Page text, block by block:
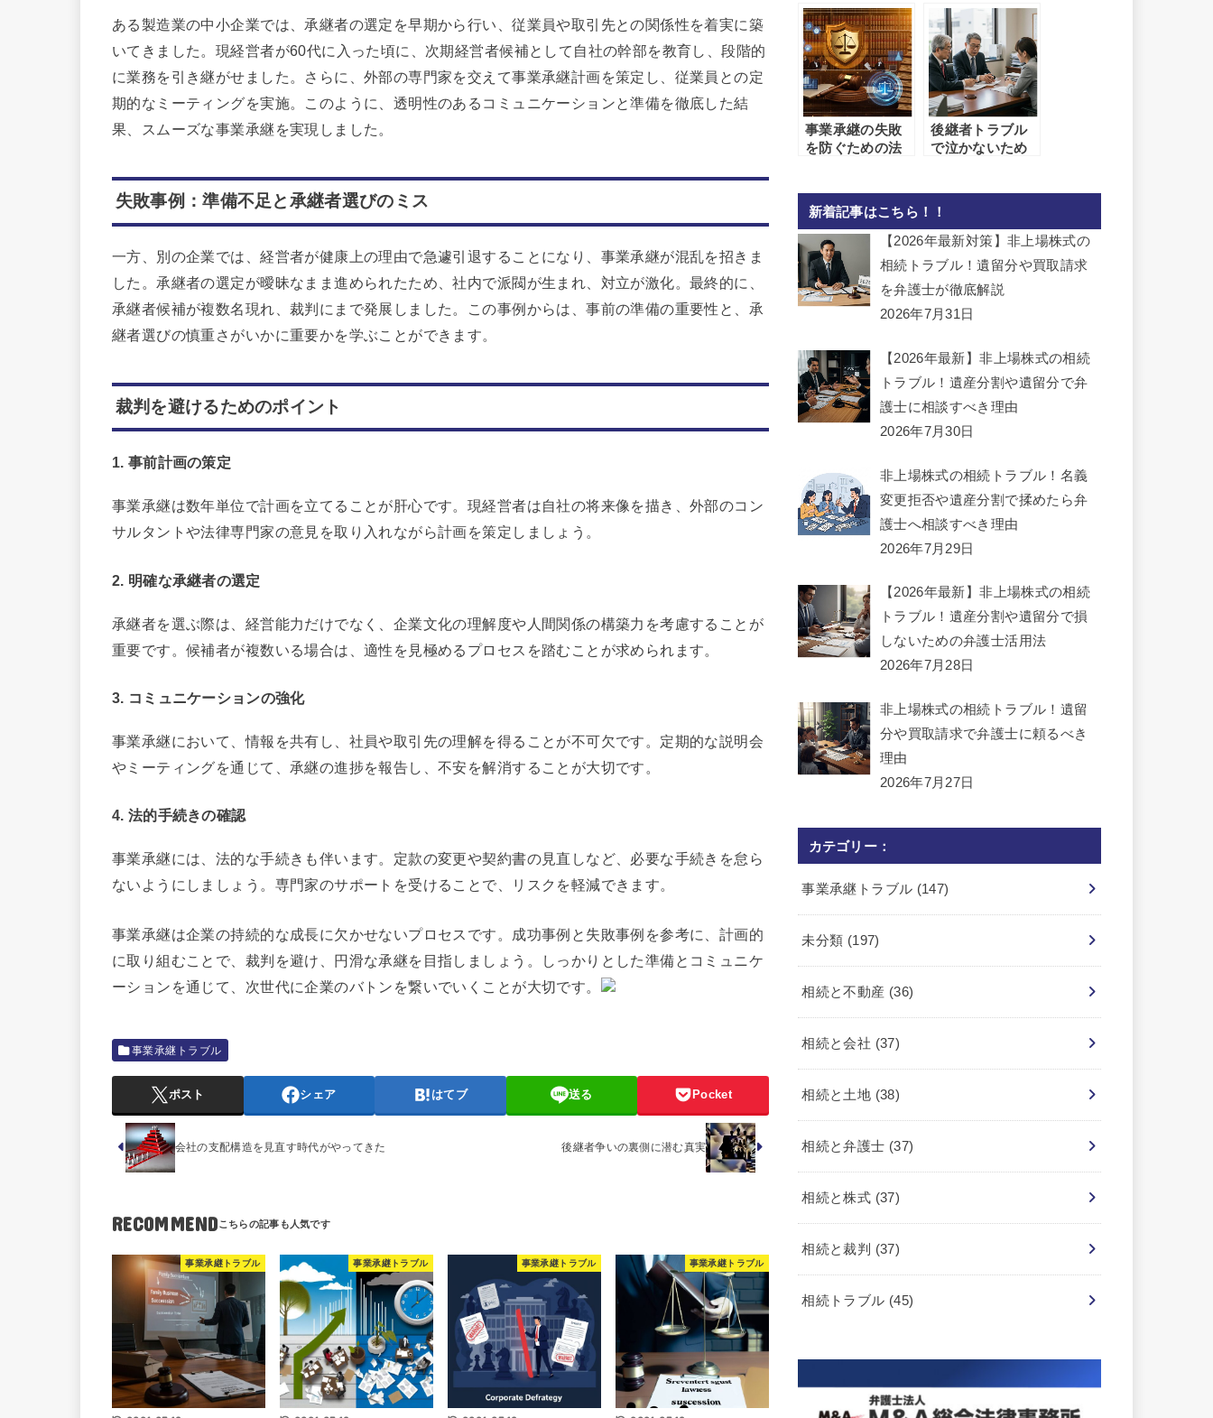
ある製造業の中小企業では、承継者の選定を早期から行い、従業員や取引先との関係性を着実に築
いてきました。現経営者が60代に入った頃に、次期経営者候補として自社の幹部を教育し、段階的
に業務を引き継がせました。さらに、外部の専門家を交えて事業承継計画を策定し、従業員との定
期的なミーティングを実施。このように、透明性のあるコミュニケーションと準備を徹底した結
果、スムーズな事業承継を実現しました。
失敗事例：準備不足と承継者選びのミス
一方、別の企業では、経営者が健康上の理由で急遽引退することになり、事業承継が混乱を招きま
した。承継者の選定が曖昧なまま進められたため、社内で派閥が生まれ、対立が激化。最終的に、
承継者候補が複数名現れ、裁判にまで発展しました。この事例からは、事前の準備の重要性と、承
継者選びの慎重さがいかに重要かを学ぶことができます。
裁判を避けるためのポイント
1. 事前計画の策定
事業承継は数年単位で計画を立てることが肝心です。現経営者は自社の将来像を描き、外部のコン
サルタントや法律専門家の意見を取り入れながら計画を策定しましょう。
2. 明確な承継者の選定
承継者を選ぶ際は、経営能力だけでなく、企業文化の理解度や人間関係の構築力を考慮することが
重要です。候補者が複数いる場合は、適性を見極めるプロセスを踏むことが求められます。
3. コミュニケーションの強化
事業承継において、情報を共有し、社員や取引先の理解を得ることが不可欠です。定期的な説明会
やミーティングを通じて、承継の進捗を報告し、不安を解消することが大切です。
4. 法的手続きの確認
事業承継には、法的な手続きも伴います。定款の変更や契約書の見直しなど、必要な手続きを怠ら
ないようにしましょう。専門家のサポートを受けることで、リスクを軽減できます。
事業承継は企業の持続的な成長に欠かせないプロセスです。成功事例と失敗事例を参考に、計画的
に取り組むことで、裁判を避け、円滑な承継を目指しましょう。しっかりとした準備とコミュニケ
ーションを通じて、次世代に企業のバトンを繋いでいくことが大切です。
事業承継トラブル
ポスト シェア はてブ 送る Pocket
会社の支配構造を見直す時代がやってきた 後継者争いの裏側に潜む真実
RECOMMEND
事業承継トラブル 事業承継トラブル 事業承継トラブル 事業承継トラブル
びの極意
事業承継の失敗
を防ぐための法
後継者トラブル
で泣かないため
新着記事はこちら！！
【2026年最新対策】非上場株式の
相続トラブル！遺留分や買取請求
を弁護士が徹底解説
2026年7月31日
【2026年最新】非上場株式の相続
トラブル！遺産分割や遺留分で弁
護士に相談すべき理由
2026年7月30日
非上場株式の相続トラブル！名義
変更拒否や遺産分割で揉めたら弁
護士へ相談すべき理由
2026年7月29日
【2026年最新】非上場株式の相続
トラブル！遺産分割や遺留分で損
しないための弁護士活用法
2026年7月28日
非上場株式の相続トラブル！遺留
分や買取請求で弁護士に頼るべき
理由
2026年7月27日
カテゴリー：
事業承継トラブル (147)
未分類 (197)
相続と不動産 (36)
相続と会社 (37)
相続と土地 (38)
相続と弁護士 (37)
相続と株式 (37)
相続と裁判 (37)
相続トラブル (45)